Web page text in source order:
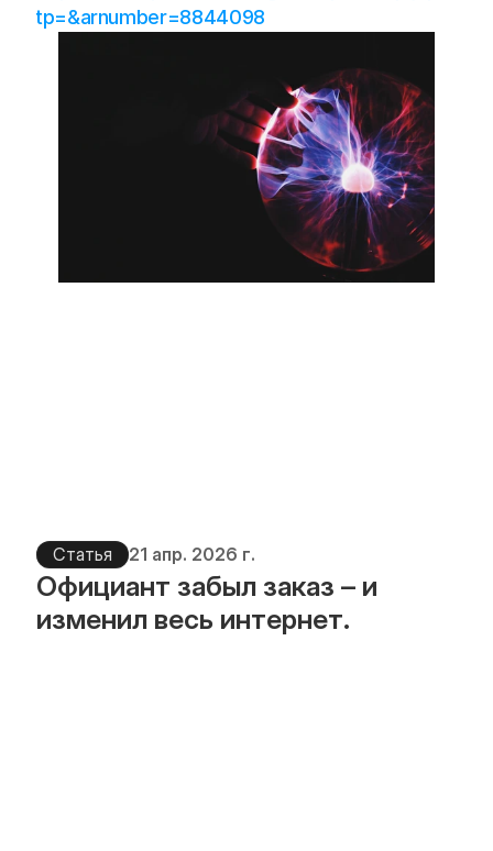
tp=&arnumber=8844098
Статья 21 апр. 2026 г.
Официант забыл заказ – и
изменил весь интернет.